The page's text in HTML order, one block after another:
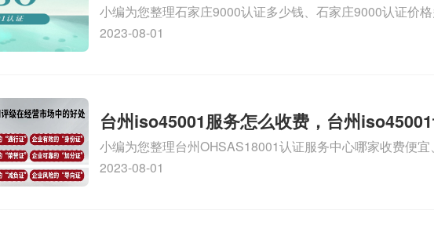
小编为您整理石家庄9000认证多少钱、石家庄9000认证价
9000认证大概多少钱、石家庄9000认证价格贵吗、石家庄
2023-08-01
台州iso45001服务怎么收费，台州
么收费
小编为您整理台州OHSAS18001认证服务中心哪家收费便
认证，哪个咨询公司服务好、台州CE认证,台州机械机电CE
2023-08-01